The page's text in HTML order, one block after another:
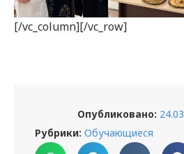
[/vc_column][/vc_row]
Опубликовано:
Рубрики: Обучающиеся